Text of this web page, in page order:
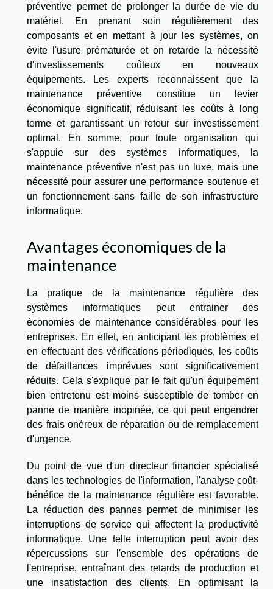
préventive permet de prolonger la durée de vie du
matériel. En prenant soin régulièrement des
composants et en mettant à jour les systèmes, on
évite l'usure prématurée et on retarde la nécessité
d'investissements coûteux en nouveaux
équipements. Les experts reconnaissent que la
maintenance préventive constitue un levier
économique significatif, réduisant les coûts à long
terme et garantissant un retour sur investissement
optimal. En somme, pour toute organisation qui
s'appuie sur des systèmes informatiques, la
maintenance préventive n'est pas un luxe, mais une
nécessité pour assurer une performance soutenue et
un fonctionnement sans faille de son infrastructure
informatique.
Avantages économiques de la
maintenance
La pratique de la maintenance régulière des
systèmes informatiques peut entrainer des
économies de maintenance considérables pour les
entreprises. En effet, en anticipant les problèmes et
en effectuant des vérifications périodiques, les coûts
de défaillances imprévues sont significativement
réduits. Cela s'explique par le fait qu'un équipement
bien entretenu est moins susceptible de tomber en
panne de manière inopinée, ce qui peut engendrer
des frais onéreux de réparation ou de remplacement
d'urgence.
Du point de vue d'un directeur financier spécialisé
dans les technologies de l'information, l'analyse coût-
bénéfice de la maintenance régulière est favorable.
La réduction des pannes permet de minimiser les
interruptions de service qui affectent la productivité
informatique. Une telle interruption peut avoir des
répercussions sur l'ensemble des opérations de
l'entreprise, entraînant des retards de production et
une insatisfaction des clients. En optimisant la